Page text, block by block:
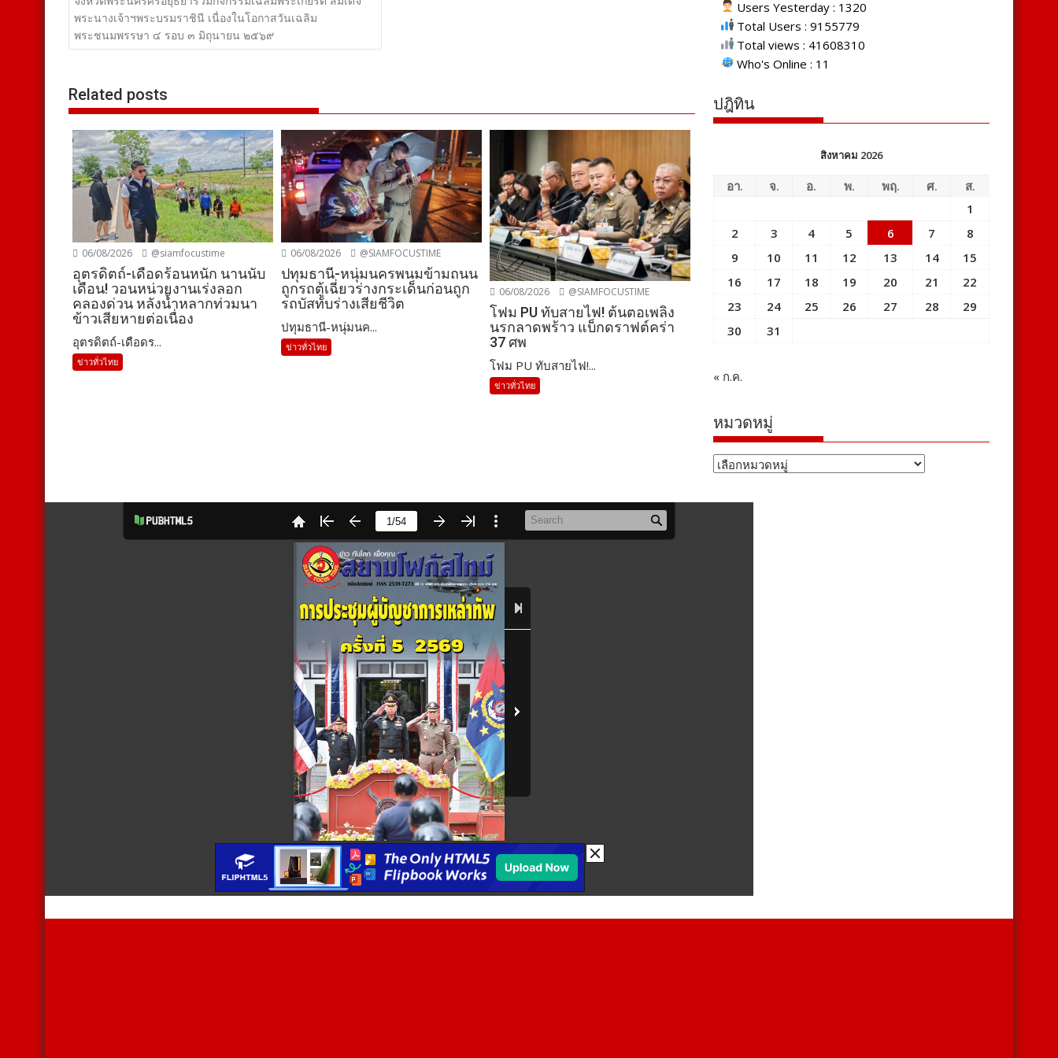
เรื่อง
พระนางเจ้าฯพระบรมราชินี เนื่องในโอกาสวันเฉลิม
พระชนมพรรษา ๔ รอบ ๓ มิถุนายน ๒๕๖๙
Related posts
06/08/2026 @siamfocustime
อุตรดิตถ์-เดือดร้อนหนัก นานนับ
เดือน! วอนหน่วยงานเร่งลอก
คลองด่วน หลังน้ำหลากท่วมนา
ข้าวเสียหายต่อเนื่อง
อุตรดิตถ์-เดือดร...
ข่าวทั่วไทย
06/08/2026 @SIAMFOCUSTIME
ปทุมธานี-หนุ่มนครพนมข้ามถนน
ถูกรถตู้เฉี่ยวร่างกระเด็นก่อนถูก
รถบัสทับร่างเสียชีวิต
ปทุมธานี-หนุ่มนค...
ข่าวทั่วไทย
06/08/2026 @SIAMFOCUSTIME
โฟม PU ทับสายไฟ! ต้นตอเพลิง
นรกลาดพร้าว แบ็กดราฟต์คร่า
37 ศพ
โฟม PU ทับสายไฟ!...
ข่าวทั่วไทย
Users Yesterday : 1320
Total Users : 9155779
Total views : 41608310
Who's Online : 11
ปฎิทิน
สิงหาคม 2026
อา. จ. อ. พ. พฤ. ศ.
ส.
1
2
3 4 5 6 7
8
9
10 11 12 13 14
15
16
17 18 19 20 21
22
23
24 25 26 27 28
29
30
31
« ก.ค.
หมวดหมู่
หมวด